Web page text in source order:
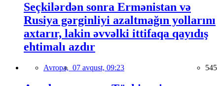
Seçkilərdən sonra Ermənistan və
Rusiya gərginliyi azaltmağın yollarını
axtarır, lakin əvvəlki ittifaqa qayıdış
ehtimalı azdır
Avropa, 07 avqust, 09:23 545